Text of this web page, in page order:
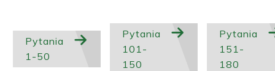
Pytania
1-50
Pytania
101-
150
Pytania
151-
180